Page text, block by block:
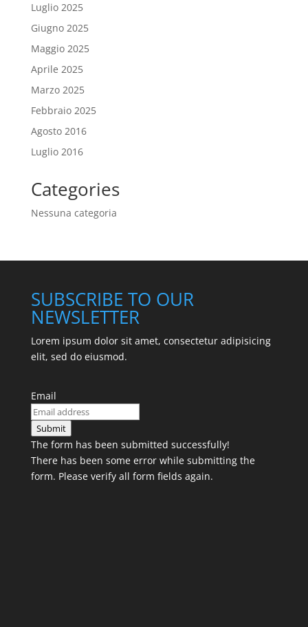
Luglio 2025
Giugno 2025
Maggio 2025
Aprile 2025
Marzo 2025
Febbraio 2025
Agosto 2016
Luglio 2016
Categories
Nessuna categoria
SUBSCRIBE TO OUR
NEWSLETTER
Lorem ipsum dolor sit amet, consectetur adipisicing
elit, sed do eiusmod.
Email
Submit
The form has been submitted successfully!
There has been some error while submitting the
form. Please verify all form fields again.